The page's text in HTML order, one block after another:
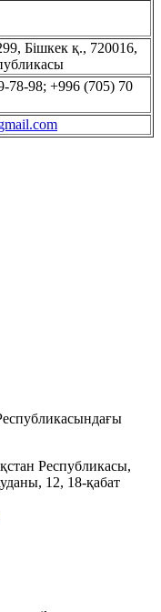
Бішкек қ., 720016,
78-98; +996 (705) 70
Республикасы,
12, 18-қабат